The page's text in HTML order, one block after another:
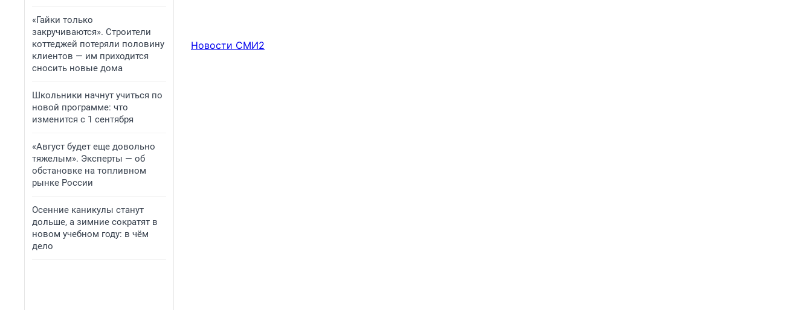
«Гайки только
закручиваются». Строители
коттеджей потеряли половину
клиентов — им приходится
сносить новые дома
Школьники начнут учиться по
новой программе: что
изменится с 1 сентября
«Август будет еще довольно
тяжелым». Эксперты — об
обстановке на топливном
рынке России
Осенние каникулы станут
дольше, а зимние сократят в
новом учебном году: в чём
дело
Новости СМИ2